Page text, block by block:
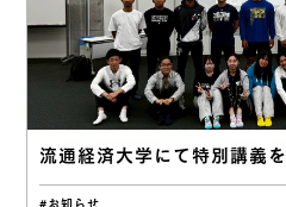
流通経済大学にて特別講義
#お知らせ